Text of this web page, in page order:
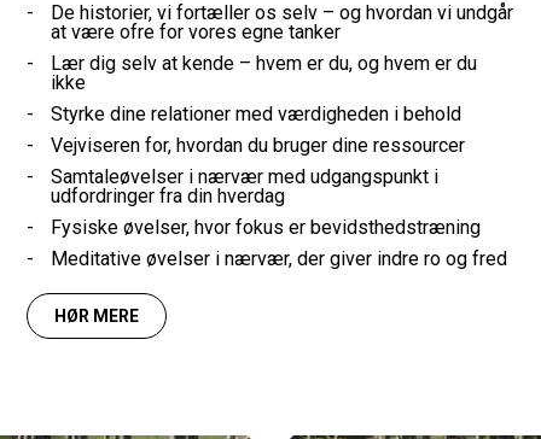
De historier, vi fortæller os selv – og hvordan vi undgår
at være ofre for vores egne tanker
Lær dig selv at kende – hvem er du, og hvem er du
ikke
Styrke dine relationer med værdigheden i behold
Vejviseren for, hvordan du bruger dine ressourcer
Samtaleøvelser i nærvær med udgangspunkt i
udfordringer fra din hverdag
Fysiske øvelser, hvor fokus er bevidsthedstræning
Meditative øvelser i nærvær, der giver indre ro og fred
HØR MERE